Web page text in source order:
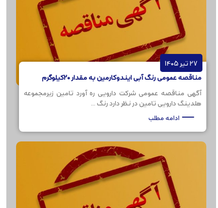
27 تیر 1405
مناقصه عمومی رنگ آبی ایندوکارمین به مقدار 20کیلوگرم
آگهی مناقصه عمومی شرکت دارویی ره آورد تامین زیرمجموعه
هلدینگ دارویی تامین در نظر دارد رنگ ...
ادامه مطلب